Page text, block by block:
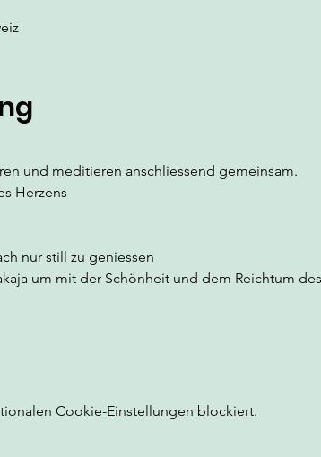
und meditieren anschliessend gemeinsam.
Herzens
nur still zu geniessen
um mit der Schönheit und dem Reichtum
Cookie-Einstellungen blockiert.